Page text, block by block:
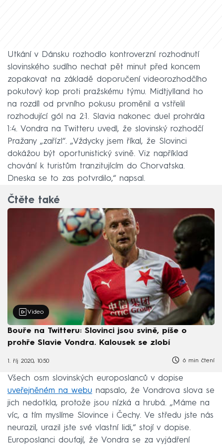
Utkání v Dánsku rozhodlo kontroverzní rozhodnutí
slovinského sudího nechat pět minut před koncem
zopakovat na základě doporučení videorozhodčího
pokutový kop proti pražskému týmu. Midtjylland ho
na rozdíl od prvního pokusu proměnil a vstřelil
rozhodující gól na 2:1. Slavia nakonec duel prohrála
1:4. Vondra na Twitteru uvedl, že slovinský rozhodčí
Pražany „zařízl“. „Vždycky jsem říkal, že Slovinci
dokážou být oportunistický svině. Viz například
chování k turistům tranzitujícím do Chorvatska.
Dneska se to zas potvrdilo,“ napsal.
Čtěte také
Video
Bouře na Twitteru: Slovinci jsou svině, píše o
prohře Slavie Vondra. Kalousek se zlobí
1. říj 2020, 10:50 6 min čtení
Všech osm slovinských europoslanců v dopise
uveřejněném na webu napsalo, že Vondrova slova se
jich nedotkla, protože jsou nízká a hrubá. „Máme na
víc, a tím myslíme Slovince i Čechy. Ve středu jste nás
neurazil, urazil jste své vlastní lidi,“ stojí v dopise.
Europoslanci doufají, že Vondra se za vyjádření